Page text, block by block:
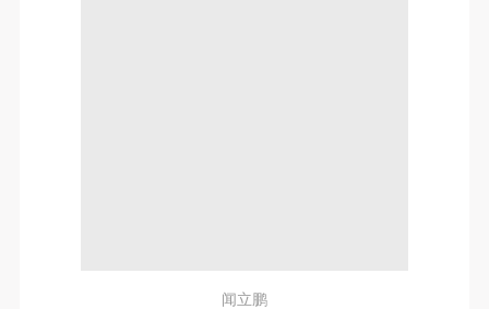
闻立鹏